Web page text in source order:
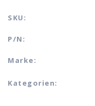
SKU:
P/N:
Marke:
Kategorien: